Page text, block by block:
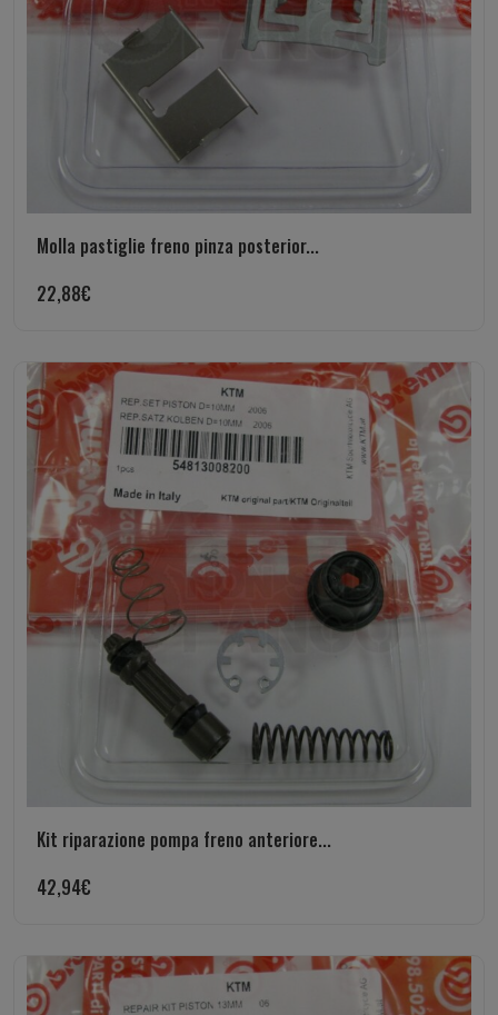
Molla pastiglie freno pinza posterior...
22,88€
Kit riparazione pompa freno anteriore...
42,94€